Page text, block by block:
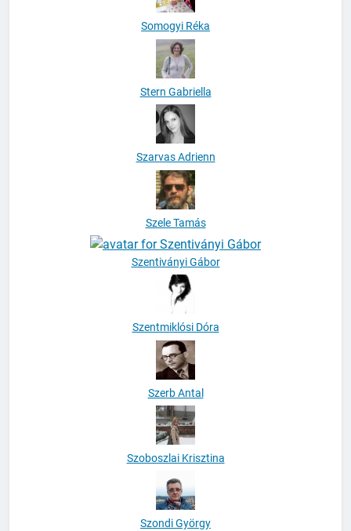
Somogyi Réka
Stern Gabriella
Szarvas Adrienn
Szele Tamás
Szentiványi Gábor
Szentmiklósi Dóra
Szerb Antal
Szoboszlai Krisztina
Szondi György